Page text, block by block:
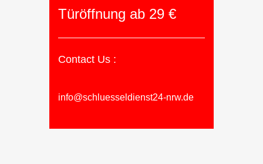
Türöffnung ab 29 €
Contact Us :
info@schluesseldienst24-nrw.de